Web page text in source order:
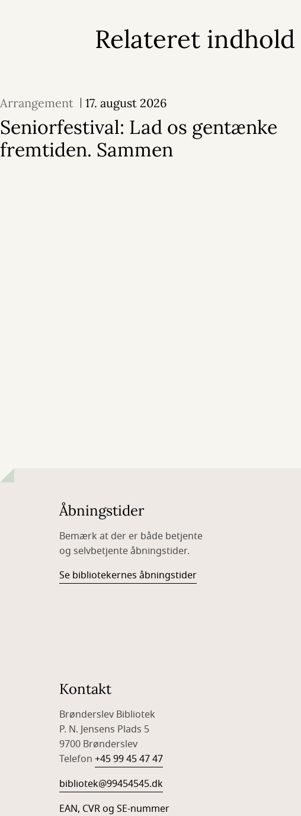
Relateret indhold
Arrangement 17. august 2026
Seniorfestival: Lad os gentænke
fremtiden. Sammen
Åbningstider
Bemærk at der er både betjente
og selvbetjente åbningstider.
Se bibliotekernes åbningstider
Kontakt
Brønderslev Bibliotek
P. N. Jensens Plads 5
9700 Brønderslev
Telefon +45 99 45 47 47
bibliotek@99454545.dk
EAN, CVR og SE-nummer